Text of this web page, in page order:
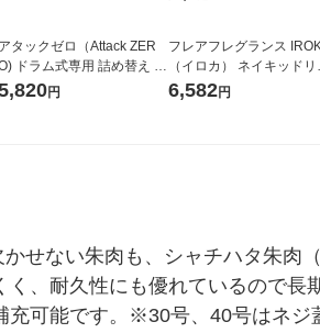
アタックゼロ（Attack ZER
ドラム式専用 詰め替え メ
ガジャンボ 2300g 1セット
円
フレアフレグランス
（イロカ） ネイキッドリ
ーの香り 柔軟剤 詰め替え
6,582円
かせない朱肉も、シャチハタ朱
、耐久性にも優れているので
充可能です。※30号、40号はネ